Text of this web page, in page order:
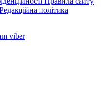
Редакційна політика
viber